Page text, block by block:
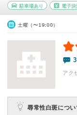
駐車場あり 電子決
土曜（〜19:00）
アク
尋常性白斑につい